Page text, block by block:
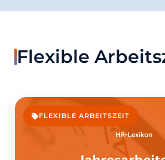
Flexible
FLEXIBLE ARBEITSZEIT